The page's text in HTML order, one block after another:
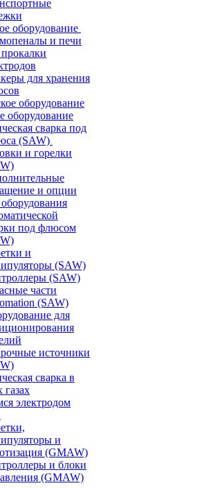
оборудование
и печи
прокалки
для хранения
оборудование
сварка под
(SAW)
и горелки
и опции
оборудования
под флюсом
и
(SAW)
(SAW)
части
(SAW)
для
источники
сварка в
электродом
и
(GMAW)
и блоки
(GMAW)